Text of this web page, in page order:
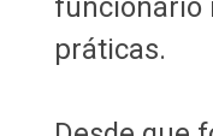
funcionário
práticas.